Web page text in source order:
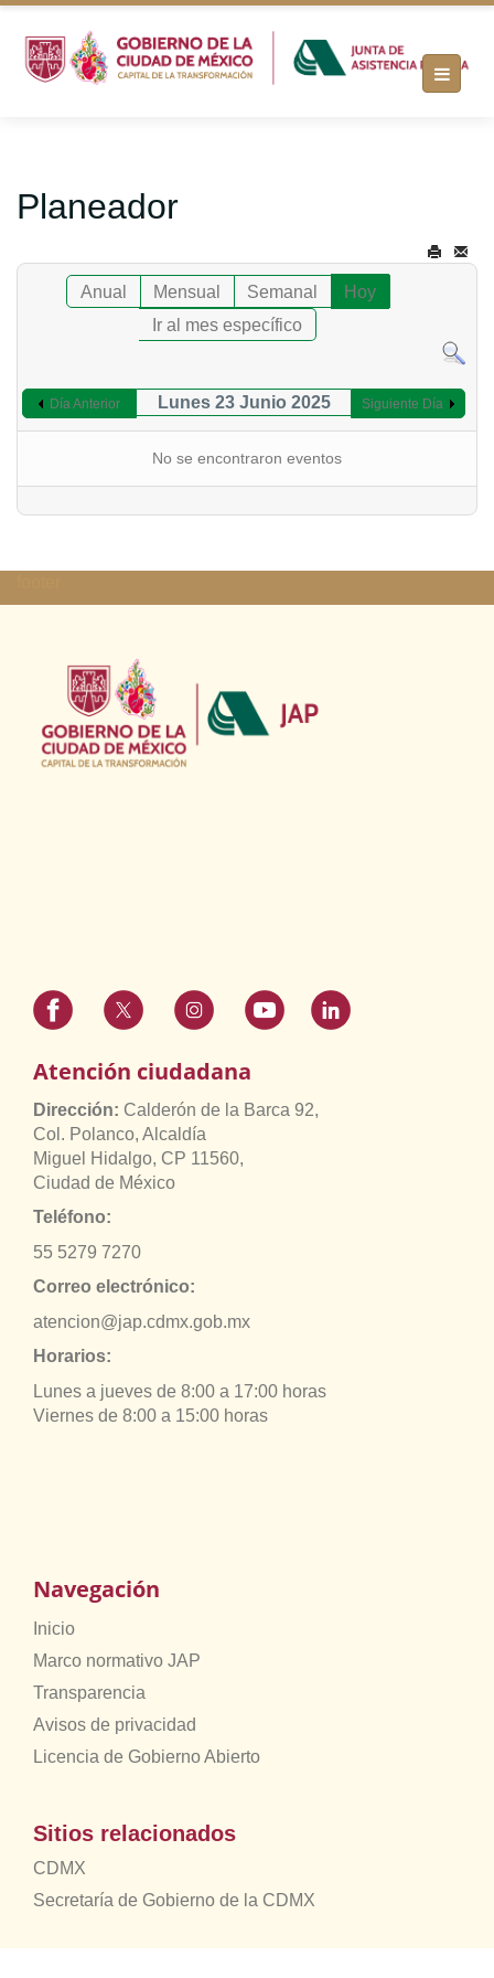
Planeador
Anual Mensual Semanal
Hoy
Ir al mes específico
Día Anterior Lunes 23 Junio 2025 Siguiente Día
No se encontraron eventos
Atención ciudadana
Dirección: Calderón de la Barca 92,
Col. Polanco, Alcaldía
Miguel Hidalgo, CP 11560,
Ciudad de México
Teléfono:
55 5279 7270
Correo electrónico:
atencion@jap.cdmx.gob.mx
Horarios:
Lunes a jueves de 8:00 a 17:00 horas
Viernes de 8:00 a 15:00 horas
Navegación
Inicio
Marco normativo JAP
Transparencia
Avisos de privacidad
Licencia de Gobierno Abierto
Sitios relacionados
CDMX
Secretaría de Gobierno de la CDMX